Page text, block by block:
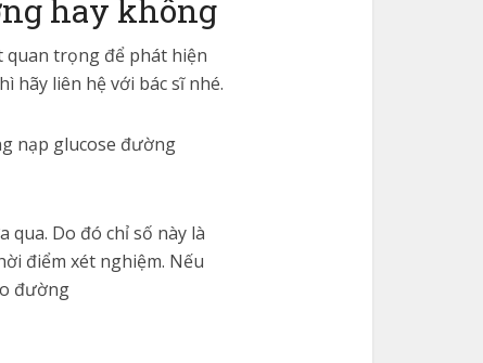
hay không
quan trọng để phát hiện
hãy liên hệ với bác sĩ nhé.
nạp glucose đường
Do đó chỉ số này là
điểm xét nghiệm. Nếu
đường